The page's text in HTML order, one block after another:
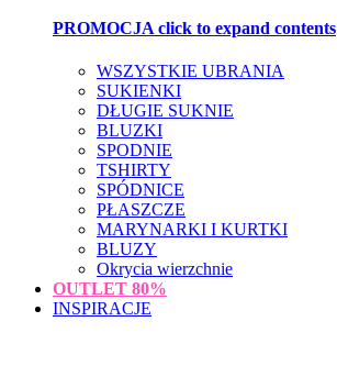
PROMOCJA click to expand contents
WSZYSTKIE UBRANIA
SUKIENKI
DŁUGIE SUKNIE
BLUZKI
SPODNIE
TSHIRTY
SPÓDNICE
PŁASZCZE
MARYNARKI I KURTKI
BLUZY
Okrycia wierzchnie
OUTLET 80%
INSPIRACJE